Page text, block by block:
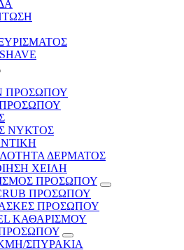
ΠΡΟΣΩΠΟΥ
ΠΡΟΣΩΠΟΥ
ΝΥΚΤΟΣ
ΔΕΡΜΑΤΟΣ
ΧΕΙΛΗ
ΠΡΟΣΩΠΟΥ
ΠΡΟΣΩΠΟΥ
ΠΡΟΣΩΠΟΥ
ΚΑΘΑΡΙΣΜΟΥ
ΣΠΥΡΑΚΙΑ